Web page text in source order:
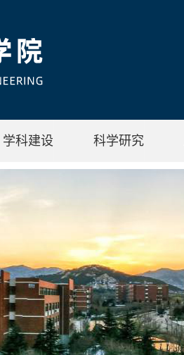
学科建设 科学研究